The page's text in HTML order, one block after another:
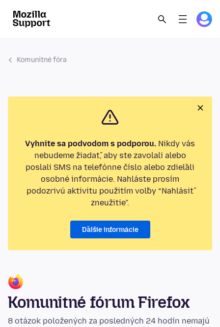
Komunitné fóra
Vyhnite sa podvodom s podporou. Nikdy vás
nebudeme žiadať, aby ste zavolali alebo
poslali SMS na telefónne číslo alebo zdieľali
osobné informácie. Nahláste prosím
podozrivú aktivitu použitím voľby “Nahlásiť
zneužitie”.
Ďalšie informácie
Komunitné fórum Firefox
8 otázok položených za posledných 24 hodín nemajú